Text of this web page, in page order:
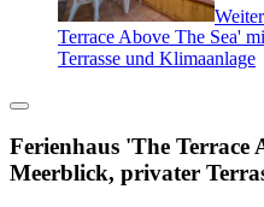
Terrace Above The Sea'
Terrasse und Klimaanlage
Ferienhaus 'The Terrace
Meerblick, privater